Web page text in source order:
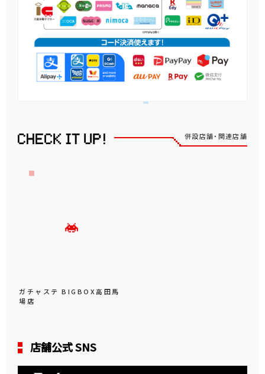
併設店舗・関連店舗
ガチャステ BIGBOX高田馬
場店
店舗公式 SNS